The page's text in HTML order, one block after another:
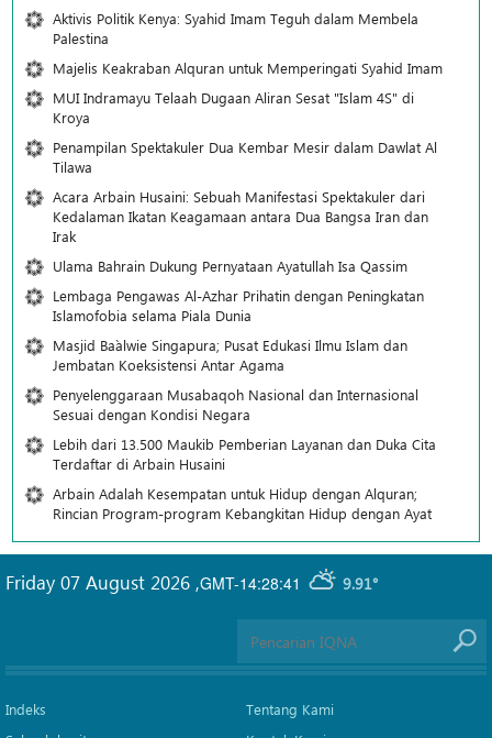
Aktivis Politik Kenya: Syahid Imam Teguh dalam Membela
Palestina
Majelis Keakraban Alquran untuk Memperingati Syahid Imam
MUI Indramayu Telaah Dugaan Aliran Sesat "Islam 4S" di
Kroya
Penampilan Spektakuler Dua Kembar Mesir dalam Dawlat Al
Tilawa
Acara Arbain Husaini: Sebuah Manifestasi Spektakuler dari
Kedalaman Ikatan Keagamaan antara Dua Bangsa Iran dan
Irak
Ulama Bahrain Dukung Pernyataan Ayatullah Isa Qassim
Lembaga Pengawas Al-Azhar Prihatin dengan Peningkatan
Islamofobia selama Piala Dunia
Masjid Ba`alwie Singapura; Pusat Edukasi Ilmu Islam dan
Jembatan Koeksistensi Antar Agama
Penyelenggaraan Musabaqoh Nasional dan Internasional
Sesuai dengan Kondisi Negara
Lebih dari 13.500 Maukib Pemberian Layanan dan Duka Cita
Terdaftar di Arbain Husaini
Arbain Adalah Kesempatan untuk Hidup dengan Alquran;
Rincian Program-program Kebangkitan Hidup dengan Ayat
GMT-14:28:41 9.91°
Friday 07 August 2026 ,
Indeks
Tentang Kami